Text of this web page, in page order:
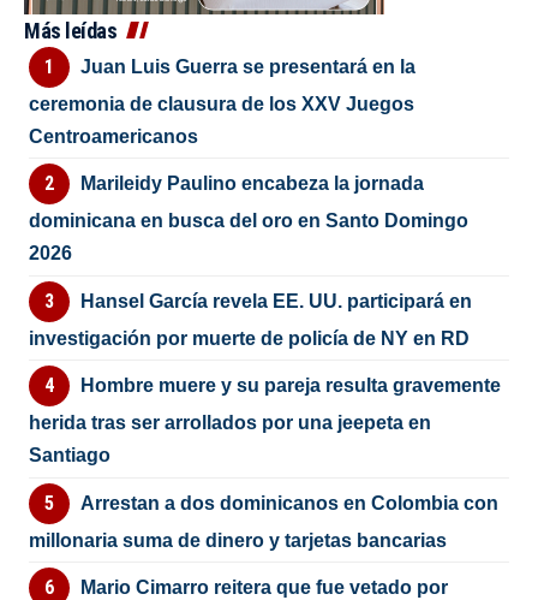
Más leídas
Juan Luis Guerra se presentará en la
ceremonia de clausura de los XXV Juegos
Centroamericanos
Marileidy Paulino encabeza la jornada
dominicana en busca del oro en Santo Domingo
2026
Hansel García revela EE. UU. participará en
investigación por muerte de policía de NY en RD
Hombre muere y su pareja resulta gravemente
herida tras ser arrollados por una jeepeta en
Santiago
Arrestan a dos dominicanos en Colombia con
millonaria suma de dinero y tarjetas bancarias
Mario Cimarro reitera que fue vetado por